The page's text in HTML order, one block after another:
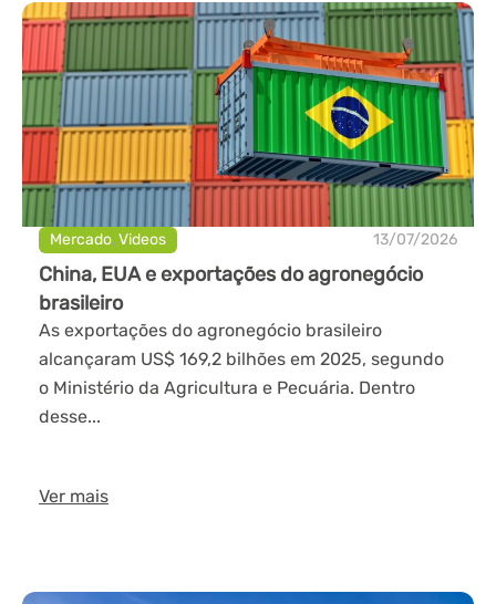
Mercado,Videos 13/07/2026
China, EUA e exportações do agronegócio
brasileiro
As exportações do agronegócio brasileiro
alcançaram US$ 169,2 bilhões em 2025, segundo
o Ministério da Agricultura e Pecuária. Dentro
desse...
Ver mais